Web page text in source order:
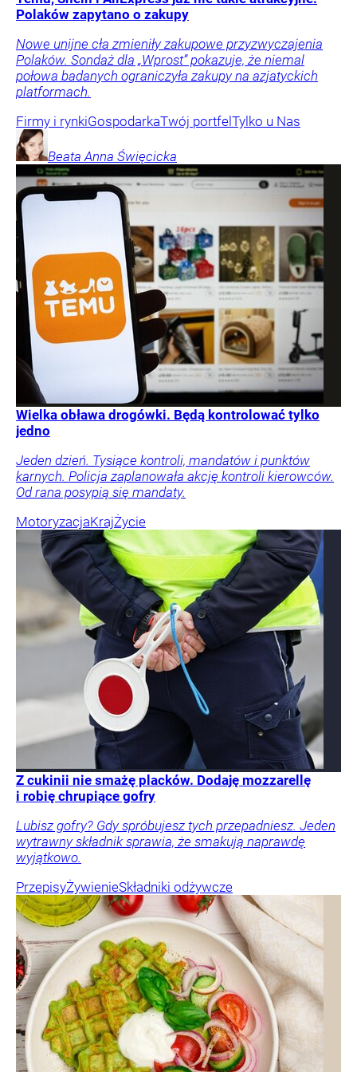
Polaków zapytano o zakupy
Nowe unijne cła zmieniły zakupowe przyzwyczajenia
Polaków. Sondaż dla „Wprost” pokazuje, że niemal
połowa badanych ograniczyła zakupy na azjatyckich
platformach.
Firmy i rynkiGospodarkaTwój portfelTylko u Nas
Beata Anna Święcicka
Wielka obława drogówki. Będą kontrolować tylko
jedno
Jeden dzień. Tysiące kontroli, mandatów i punktów
karnych. Policja zaplanowała akcję kontroli kierowców.
Od rana posypią się mandaty.
MotoryzacjaKrajŻycie
Z cukinii nie smażę placków. Dodaję mozzarellę
i robię chrupiące gofry
Lubisz gofry? Gdy spróbujesz tych przepadniesz. Jeden
wytrawny składnik sprawia, że smakują naprawdę
wyjątkowo.
PrzepisyŻywienieSkładniki odżywcze